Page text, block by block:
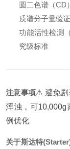
圆二色谱（CD
质谱分子量验证
功能活性检测
究级标准
注意事项⚠ 避免剧
浑浊，可10,000g
例优化
关于斯达特